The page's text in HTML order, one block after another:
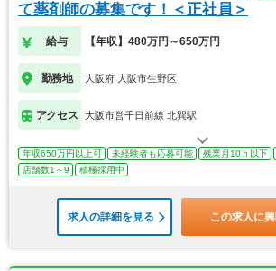
て薬剤師の募集です！＜正社員＞
給与 【年収】480万円～650万円
勤務地 大阪府 大阪市生野区
アクセス 大阪市営千日前線 北巽駅
年収650万円以上可 未経験者も応募可能 残業月10ｈ以下
店舗数1～9
積極採用中
求人の詳細を見る この求人に